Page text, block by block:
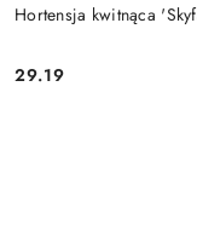
Hortensja kwitnąca
Cena:
29.19